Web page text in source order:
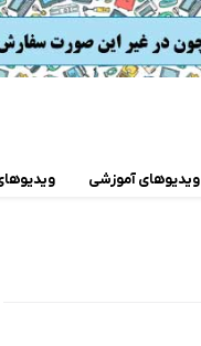
ویدیوهای آموزشی